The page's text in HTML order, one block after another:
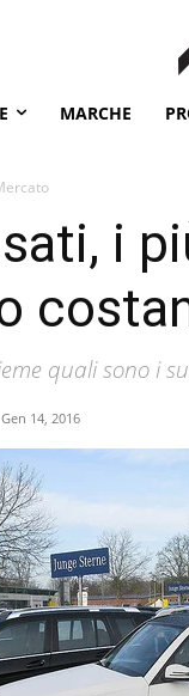
MARCHE
i
quali sono i
Gen 14, 2016